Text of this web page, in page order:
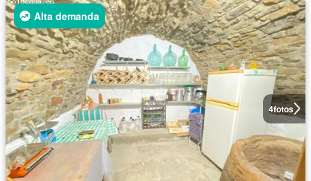
4fotos
Alta demanda